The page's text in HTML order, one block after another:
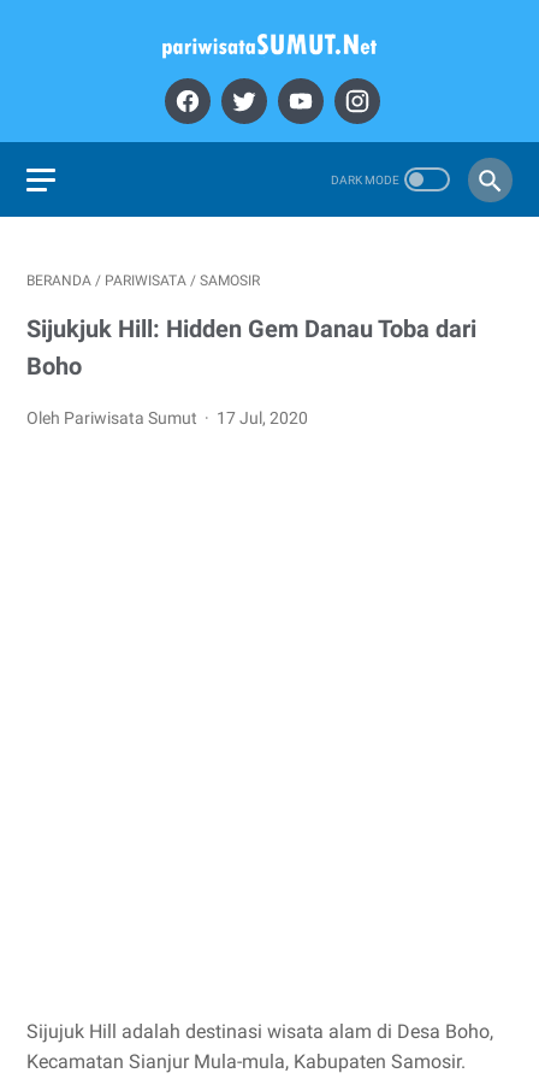
BERANDA / PARIWISATA / SAMOSIR
Sijukjuk Hill: Hidden Gem Danau Toba dari
Boho
Oleh Pariwisata Sumut 17 Jul, 2020
Sijujuk Hill adalah destinasi wisata alam di Desa Boho,
Kecamatan Sianjur Mula-mula, Kabupaten Samosir.